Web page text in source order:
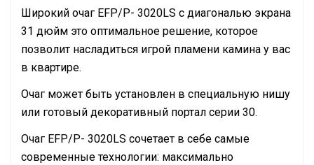
Широкий очаг EFP/P- 3020LS с диагональю экрана
31 дюйм это оптимальное решение, которое
позволит насладиться игрой пламени камина у вас
в квартире.
Очаг может быть установлен в специальную нишу
или готовый декоративный портал серии 30.
Очаг EFP/P- 3020LS сочетает в себе самые
современные технологии: максимально